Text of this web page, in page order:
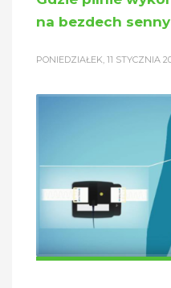
na bezdech senny
PONIEDZIAŁEK, 11 STYCZNIA